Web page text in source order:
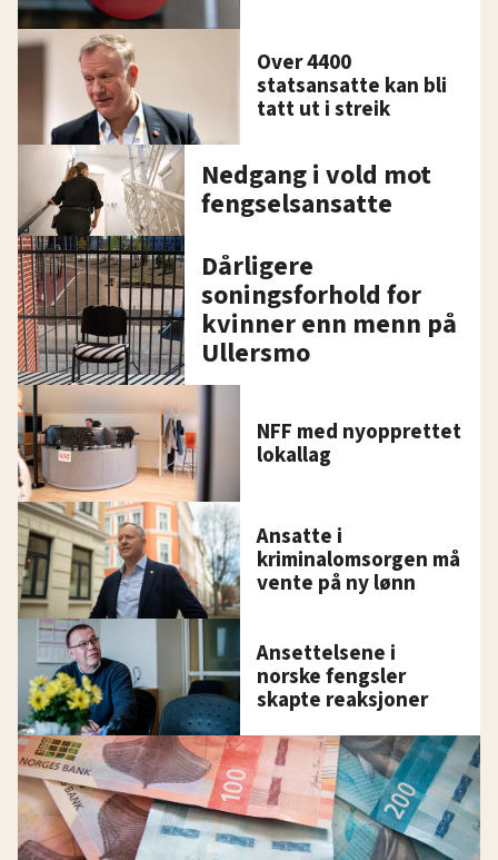
Over 4400
statsansatte kan bli
tatt ut i streik
Nedgang i vold mot
fengselsansatte
Dårligere
soningsforhold for
kvinner enn menn på
Ullersmo
NFF med nyopprettet
lokallag
Ansatte i
kriminalomsorgen må
vente på ny lønn
Ansettelsene i
norske fengsler
skapte reaksjoner